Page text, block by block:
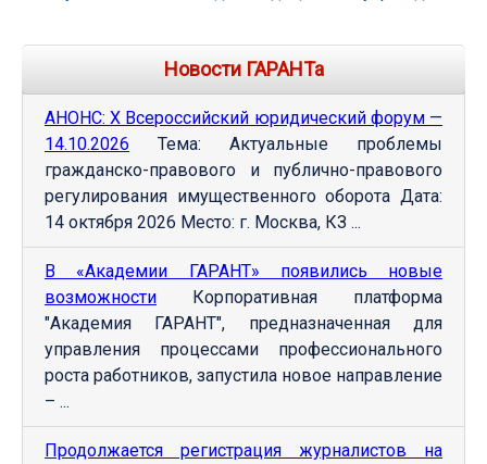
Новости ГАРАНТа
АНОНС: Х Всероссийский юридический форум —
14.10.2026 Тема: Актуальные проблемы
гражданско-правового и публично-правового
регулирования имущественного оборота Дата:
14 октября 2026 Место: г. Москва, КЗ ...
В «Академии ГАРАНТ» появились новые
возможности Корпоративная платформа
"Академия ГАРАНТ", предназначенная для
управления процессами профессионального
роста работников, запустила новое направление
– ...
Продолжается регистрация журналистов на